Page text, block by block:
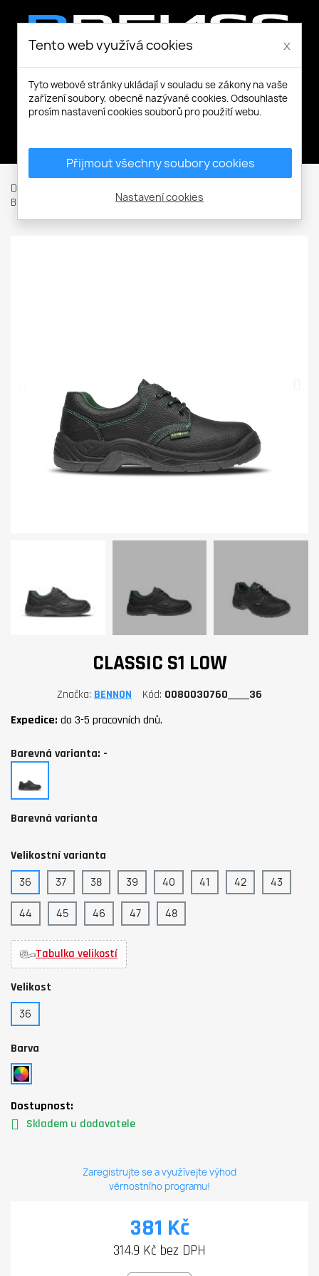
Domů
Bezpečnostní polobotky (S)
CLASSIC S1 Low
CLASSIC S1 LOW
Značka BENNON Kód 0080030760_____36
Expedice: do 3-5 pracovních dnů.
Barevná varianta: -
Barevná varianta
Velikostní varianta
36 37 38 39 40 41 42 43
44 45 46 47 48
Tabulka velikostí
Velikost
36
Barva
Dostupnost:
Skladem u dodavatele
Zaregistrujte se a využívejte výhod
věrnostního programu!
381 Kč
314.9 Kč bez DPH
Tento web využívá cookies x
Tyto webové stránky ukládají v souladu se zákony na vaše
zařízení soubory, obecně nazývané cookies. Odsouhlaste
prosím nastavení cookies souborů pro použití webu.
Přijmout všechny soubory cookies
Nastavení cookies